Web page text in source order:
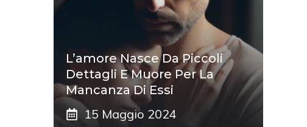
L’amore Nasce Da Piccoli
Dettagli E Muore Per La
Mancanza Di Essi
15 Maggio 2024